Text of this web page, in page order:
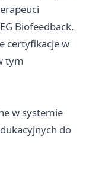
Biofeedback.
certyfikacje w
tym
w systemie
do